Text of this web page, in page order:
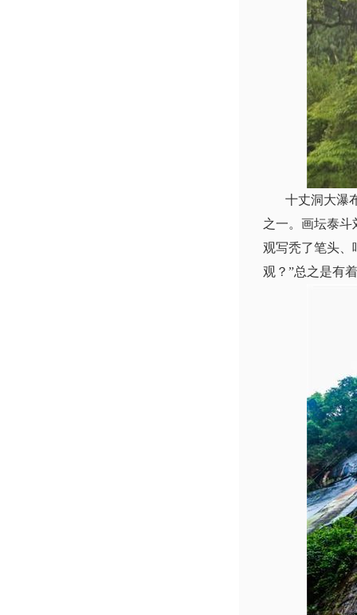
十丈洞大瀑布
之一。画坛泰斗
观写秃了笔头、
观？”总之是有